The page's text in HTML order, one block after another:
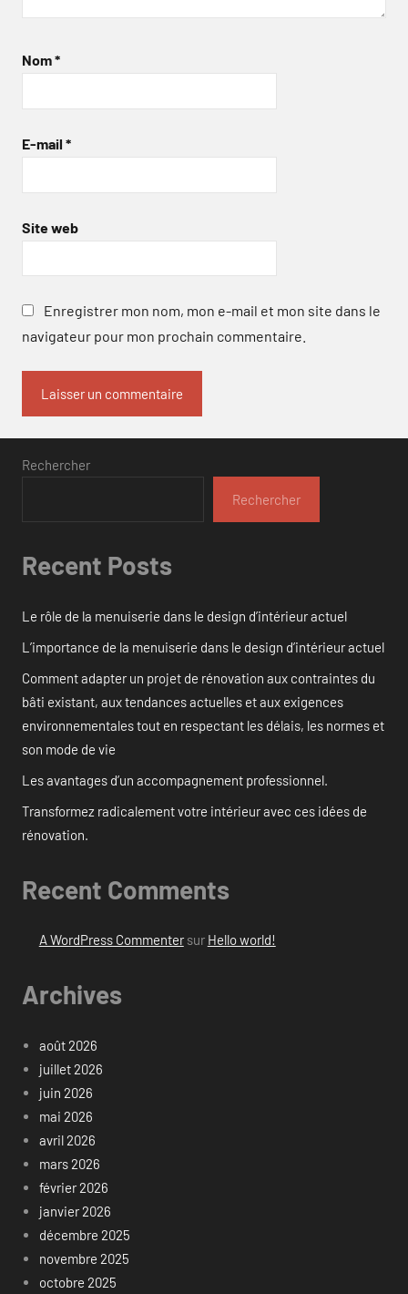
Nom*
E-mail *
Site web
Enregistrer mon nom, mon e-mail et mon site dans le
navigateur pour mon prochain commentaire.
Rechercher
Rechercher
Recent Posts
Le rôle de la menuiserie dans le design d’intérieur actuel
L’importance de la menuiserie dans le design d’intérieur actuel
Comment adapter un projet de rénovation aux contraintes du
bâti existant, aux tendances actuelles et aux exigences
environnementales tout en respectant les délais, les normes et
son mode de vie
Les avantages d’un accompagnement professionnel.
Transformez radicalement votre intérieur avec ces idées de
rénovation.
Recent Comments
A WordPress Commentersur Hello world!
Archives
août 2026
juillet 2026
juin 2026
mai 2026
avril 2026
mars 2026
février 2026
janvier 2026
décembre 2025
novembre 2025
octobre 2025